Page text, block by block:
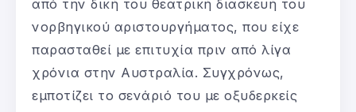
από την δική του θεατρική διασκευή του
νορβηγικού αριστουργήματος, που είχε
παρασταθεί με επιτυχία πριν από λίγα
χρόνια στην Αυστραλία. Συγχρόνως,
εμποτίζει το σενάριό του με οξυδερκείς